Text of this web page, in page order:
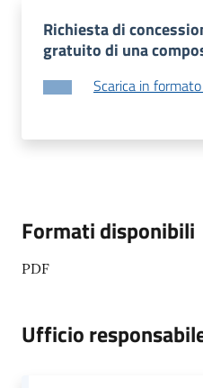
Tutti
argomenti...
Richiesta di
gratuito di una
Scarica in
Formati disponibili
PDF
Ufficio